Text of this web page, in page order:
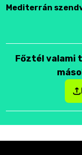
Mediterrán
Főztél valami